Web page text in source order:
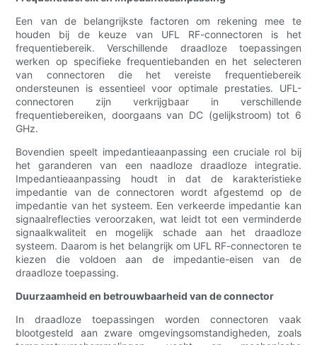
Een van de belangrijkste factoren om rekening mee te
houden bij de keuze van UFL RF-connectoren is het
frequentiebereik. Verschillende draadloze toepassingen
werken op specifieke frequentiebanden en het selecteren
van connectoren die het vereiste frequentiebereik
ondersteunen is essentieel voor optimale prestaties. UFL-
connectoren zijn verkrijgbaar in verschillende
frequentiebereiken, doorgaans van DC (gelijkstroom) tot 6
GHz.
Bovendien speelt impedantieaanpassing een cruciale rol bij
het garanderen van een naadloze draadloze integratie.
Impedantieaanpassing houdt in dat de karakteristieke
impedantie van de connectoren wordt afgestemd op de
impedantie van het systeem. Een verkeerde impedantie kan
signaalreflecties veroorzaken, wat leidt tot een verminderde
signaalkwaliteit en mogelijk schade aan het draadloze
systeem. Daarom is het belangrijk om UFL RF-connectoren te
kiezen die voldoen aan de impedantie-eisen van de
draadloze toepassing.
Duurzaamheid en betrouwbaarheid van de connector
In draadloze toepassingen worden connectoren vaak
blootgesteld aan zware omgevingsomstandigheden, zoals